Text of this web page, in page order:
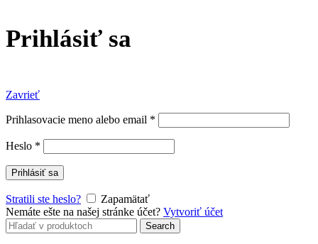
Prihlásiť sa
Zavrieť
Prihlasovacie meno alebo email *
Heslo *
Prihlásiť sa
Stratili ste heslo?
Zapamätať
Nemáte ešte na našej stránke účet? Vytvoriť účet
Search
for:
Search